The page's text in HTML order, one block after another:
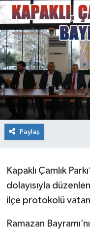
Paylaş
Kapaklı Çamlık
dolayısıyla
ilçe protokolü
Ramazan
Ekonomi
Sağlık
Teknoloji
Yaşam